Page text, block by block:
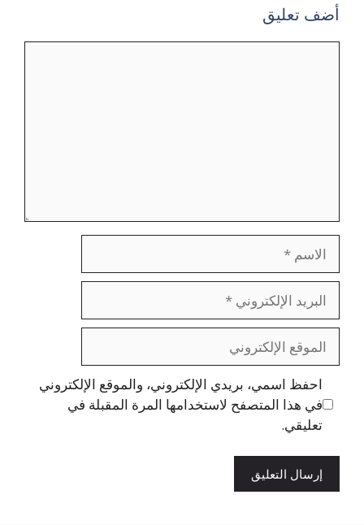
أضف تعليق
الاسم
البريد
الإلكتروني
الموقع
الإلكتروني
احفظ اسمي، بريدي الإلكتروني، والموقع الإلكتروني
في هذا المتصفح لاستخدامها المرة المقبلة في
تعليقي.